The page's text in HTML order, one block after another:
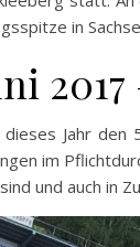
in
Jahr
im
und auch in